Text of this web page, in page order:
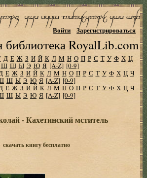
библиотека RoyalLib.com
Войти Зарегистрироваться
Д Е Ж З И Й К Л М Н О П Р С Т У Ф Х Ц
Ш Щ Ы Э Ю Я [A-Z] [0-9]
Е Ж З И Й К Л М Н О П Р С Т У Ф Х Ц Ч
Щ Ы Э Ю Я [A-Z] [0-9]
Е Ж З И Й К Л М Н О П Р С Т У Ф Х Ц Ч
Щ Ы Э Ю Я [A-Z] [0-9]
- Кахетинский мститель
скачать книгу бесплатно